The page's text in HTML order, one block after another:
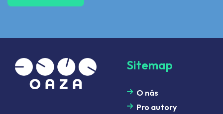
Sitemap
O nás
Pro autory